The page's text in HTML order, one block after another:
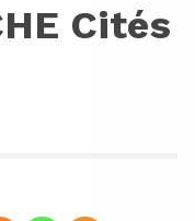
Cités